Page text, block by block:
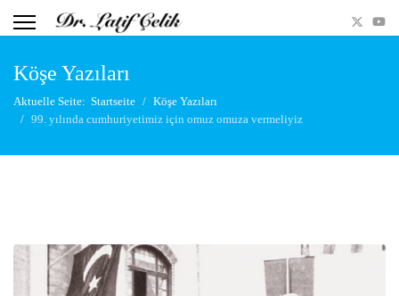
Köşe Yazıları
Aktuelle Seite: Startseite
Köşe Yazıları
99. yılında cumhuriyetimiz için omuz omuza vermeliyiz